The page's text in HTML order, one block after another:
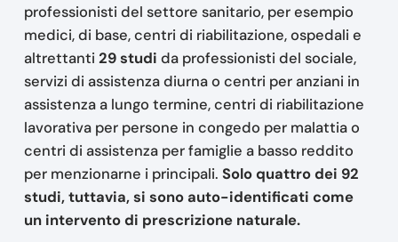
professionisti del settore sanitario, per esempio
medici, di base, centri di riabilitazione, ospedali e
altrettanti 29 studi da professionisti del sociale,
servizi di assistenza diurna o centri per anziani in
assistenza a lungo termine, centri di riabilitazione
lavorativa per persone in congedo per malattia o
centri di assistenza per famiglie a basso reddito
per menzionarne i principali. Solo quattro dei 92
studi, tuttavia, si sono auto-identificati come
un intervento di prescrizione naturale.